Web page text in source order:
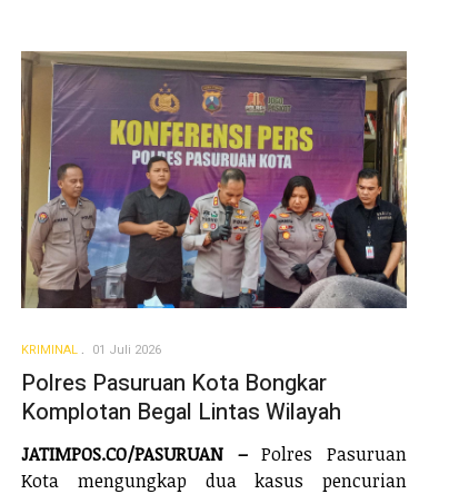
KRIMINAL 01 Juli 2026
Polres Pasuruan Kota Bongkar
Komplotan Begal Lintas Wilayah
JATIMPOS.CO/PASURUAN –Polres Pasuruan
Kota mengungkap dua kasus pencurian